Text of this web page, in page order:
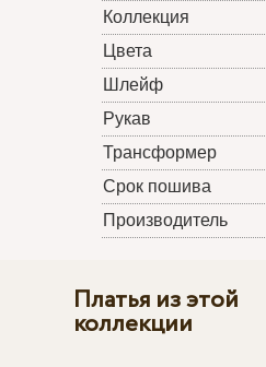
Коллекция
Цвета
Шлейф
Рукав
Трансформер
Срок пошива
Производитель
Платья из этой
коллекции